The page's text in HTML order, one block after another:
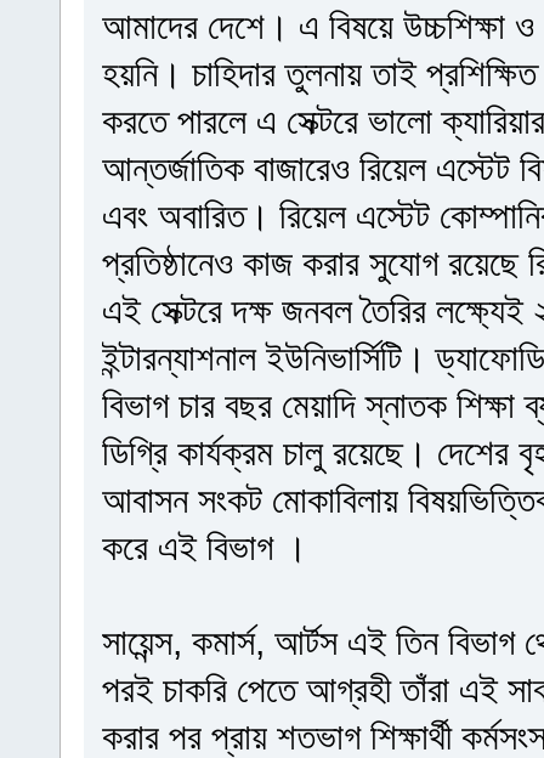
আমাদের দেশে। এ বিষয়ে উচ্চশিক্ষা
হয়নি। চাহিদার তুলনায় তাই
করতে পারলে এ সেক্টরে ভালো
আন্তর্জাতিক বাজারেও রিয়েল এস্টেট
এবং অবারিত। রিয়েল এস্টেট
প্রতিষ্ঠানেও কাজ করার সুযোগ রয়েছে
এই সেক্টরে দক্ষ জনবল তৈরির
ইন্টারন্যাশনাল ইউনিভার্সিটি।
বিভাগ চার বছর মেয়াদি স্নাতক
ডিগ্রি কার্যক্রম চালু রয়েছে। দেশের
আবাসন সংকট মোকাবিলায়
করে এই বিভাগ ।
সায়েন্স, কমার্স, আর্টস এই তিন বিভাগ
পরই চাকরি পেতে আগ্রহী তাঁরা এই
করার পর প্রায় শতভাগ শিক্ষার্থী